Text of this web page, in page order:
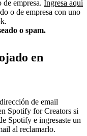
empresa. Ingresa aquí
o de empresa con uno
o spam.
en
de email
Spotify for Creators si
Spotify e ingresaste un
al reclamarlo.